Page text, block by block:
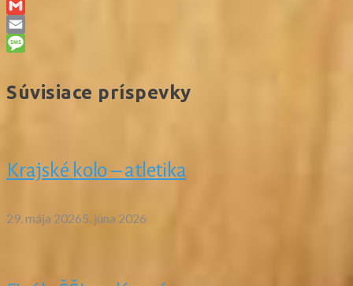
Messenger
Gmail
Email
Súvisiace príspevky
Krajské kolo – atletika
29. mája 20265. júna 2026